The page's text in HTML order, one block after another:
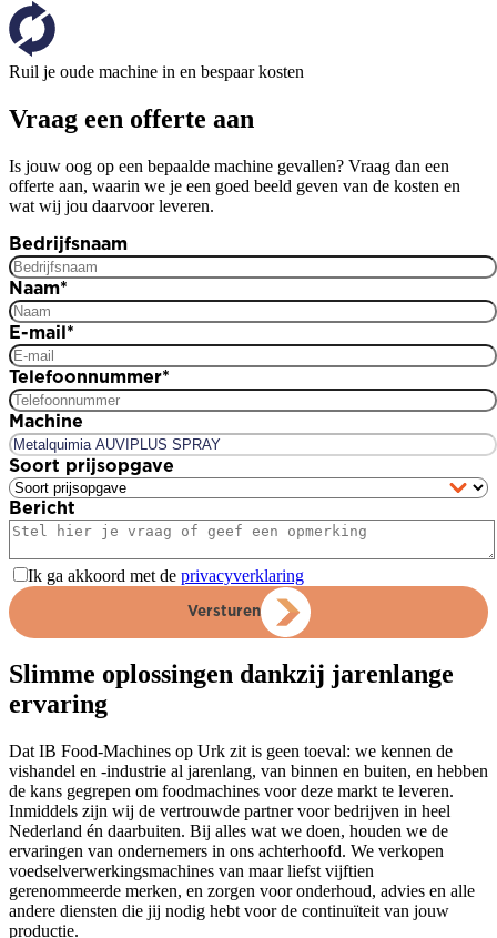
Ruil je oude machine in en bespaar kosten
Vraag een offerte aan
Is jouw oog op een bepaalde machine gevallen? Vraag dan een
offerte aan, waarin we je een goed beeld geven van de kosten en
wat wij jou daarvoor leveren.
Bedrijfsnaam
Naam*
E-mail*
Telefoonnummer*
Machine
Soort prijsopgave
Bericht
Ik ga akkoord met de privacyverklaring
Versturen
Slimme oplossingen dankzij jarenlange
ervaring
Dat IB Food-Machines op Urk zit is geen toeval: we kennen de
vishandel en -industrie al jarenlang, van binnen en buiten, en hebben
de kans gegrepen om foodmachines voor deze markt te leveren.
Inmiddels zijn wij de vertrouwde partner voor bedrijven in heel
Nederland én daarbuiten. Bij alles wat we doen, houden we de
ervaringen van ondernemers in ons achterhoofd. We verkopen
voedselverwerkingsmachines van maar liefst vijftien
gerenommeerde merken, en zorgen voor onderhoud, advies en alle
andere diensten die jij nodig hebt voor de continuïteit van jouw
productie.